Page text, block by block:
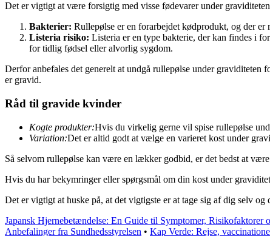
Det er vigtigt at være forsigtig med visse fødevarer under
Bakterier: Rullepølse er en forarbejdet kødprodukt, og der
Listeria risiko: Listeria er en type bakterie, der kan findes i
for tidlig fødsel eller alvorlig sygdom.
Derfor anbefales det generelt at undgå rullepølse under
er gravid.
Råd til gravide kvinder
Kogte produkter:Hvis du virkelig gerne vil spise rullepølse
Variation:Det er altid godt at vælge en varieret kost under
Så selvom rullepølse kan være en lækker godbid, er det bedst at
Hvis du har bekymringer eller spørgsmål om din kost under
Det er vigtigt at huske på, at det vigtigste er at tage sig af dig selv
Japansk Hjernebetændelse: En Guide til Symptomer, Risikofaktorer
Anbefalinger fra Sundhedsstyrelsen • Kap Verde: Rejse,